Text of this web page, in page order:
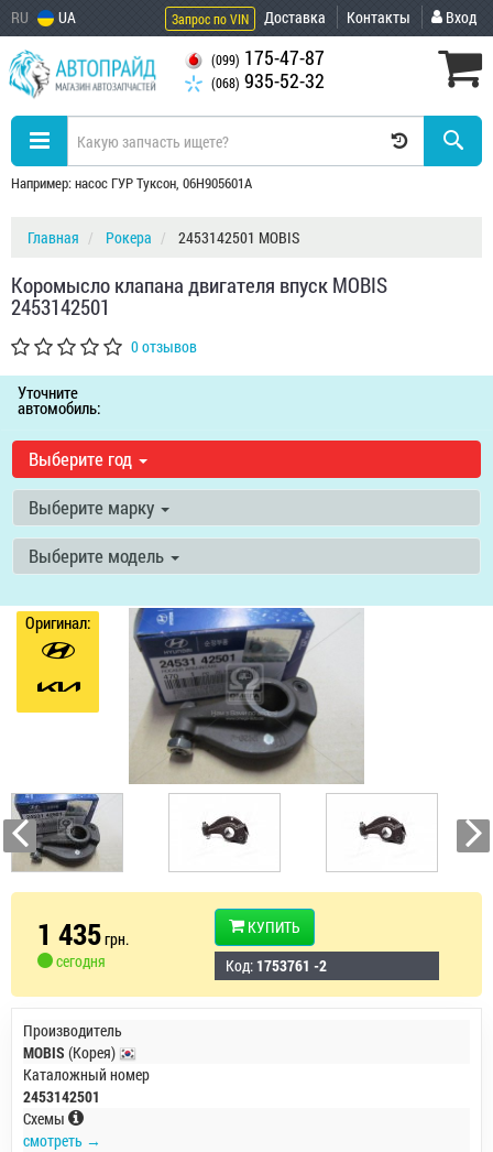
RU UA Запрос по VIN Доставка Контакты Вход
(099) 175-47-87
(068) 935-52-32
Например: насос ГУР Туксон, 06H905601A
Главная Рокера 2453142501 MOBIS
Коромысло клапана двигателя впуск MOBIS
2453142501
0 отзывов
Уточните
автомобиль:
Выберите год
Выберите марку
Выберите модель
Оригинал:
1 435грн.
сегодня
КУПИТЬ
Код: 1753761 -2
Производитель
MOBIS (Корея)
Каталожный номер
2453142501
Схемы
смотреть →